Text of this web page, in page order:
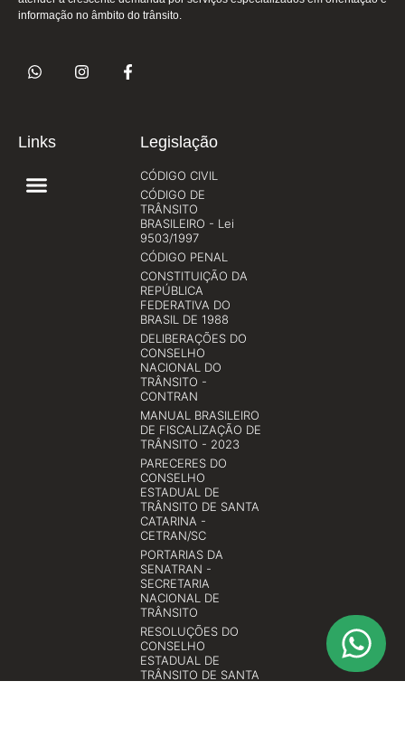
informação no âmbito do trânsito.
Links Legislação
CÓDIGO CIVIL
CÓDIGO DE
TRÂNSITO
BRASILEIRO - Lei
9503/1997
CÓDIGO PENAL
CONSTITUIÇÃO DA
REPÚBLICA
FEDERATIVA DO
BRASIL DE 1988
DELIBERAÇÕES DO
CONSELHO
NACIONAL DO
TRÂNSITO -
CONTRAN
MANUAL BRASILEIRO
DE FISCALIZAÇÃO DE
TRÂNSITO - 2023
PARECERES DO
CONSELHO
ESTADUAL DE
TRÂNSITO DE SANTA
CATARINA -
CETRAN/SC
PORTARIAS DA
SENATRAN -
SECRETARIA
NACIONAL DE
TRÂNSITO
RESOLUÇÕES DO
CONSELHO
ESTADUAL DE
TRÂNSITO DE SANTA